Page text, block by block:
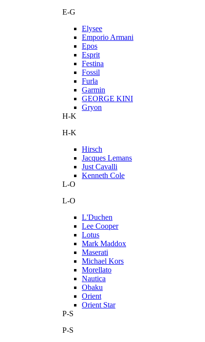
E-G
Elysee
Emporio Armani
Epos
Esprit
Festina
Fossil
Furla
Garmin
GEORGE KINI
Gryon
H-K
H-K
Hirsch
Jacques Lemans
Just Cavalli
Kenneth Cole
L-O
L-O
L'Duchen
Lee Cooper
Lotus
Mark Maddox
Maserati
Michael Kors
Morellato
Nautica
Obaku
Orient
Orient Star
P-S
P-S